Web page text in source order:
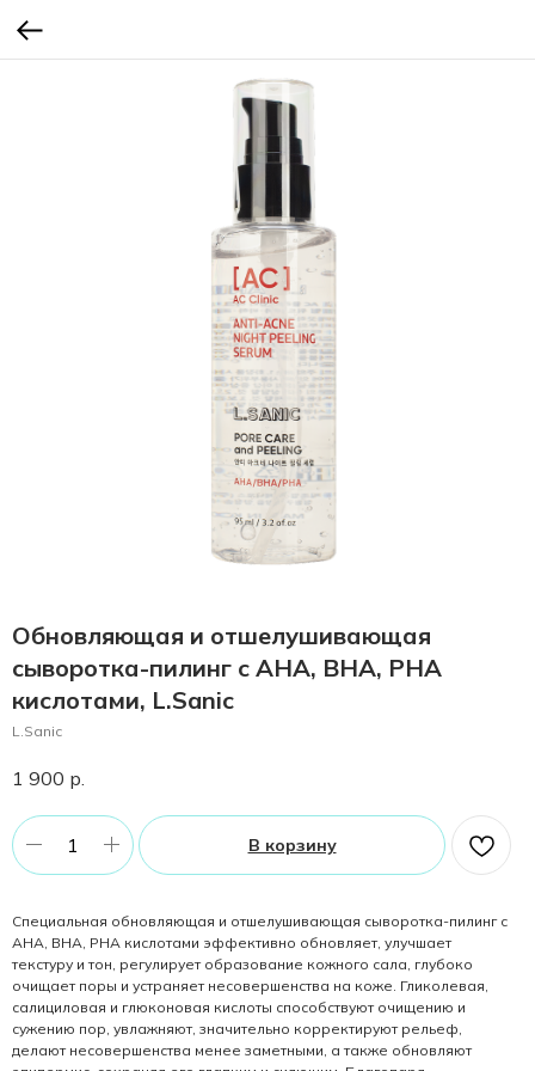
Обновляющая и отшелушивающая
сыворотка-пилинг с AHA, BHA, PHA
кислотами, L.Sanic
L.Sanic
1 900 р.
В корзину
Специальная обновляющая и отшелушивающая сыворотка-пилинг с
AHA, BHA, PHA кислотами эффективно обновляет, улучшает
текстуру и тон, регулирует образование кожного сала, глубоко
очищает поры и устраняет несовершенства на коже. Гликолевая,
салициловая и глюконовая кислоты способствуют очищению и
сужению пор, увлажняют, значительно корректируют рельеф,
делают несовершенства менее заметными, а также обновляют